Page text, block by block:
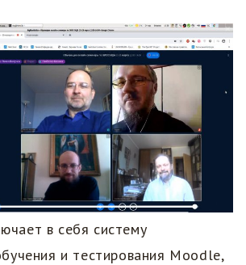
в себя cистему
и тестирования Moodle,